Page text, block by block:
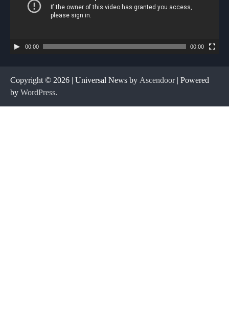
00:00 00:00
Copyright © 2026 | Universal News by Ascendoor| Powered
by WordPress.